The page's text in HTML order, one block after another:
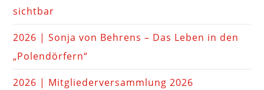
sichtbar
2026 | Sonja von Behrens – Das Leben in den
„Polendörfern“
2026 | Mitgliederversammlung 2026